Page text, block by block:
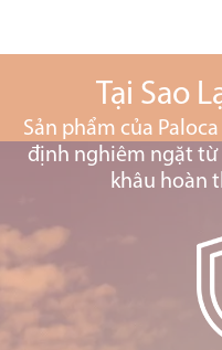
Tại Sao
Sản phẩm của
định nghiêm ngặt từ
khâu hoàn